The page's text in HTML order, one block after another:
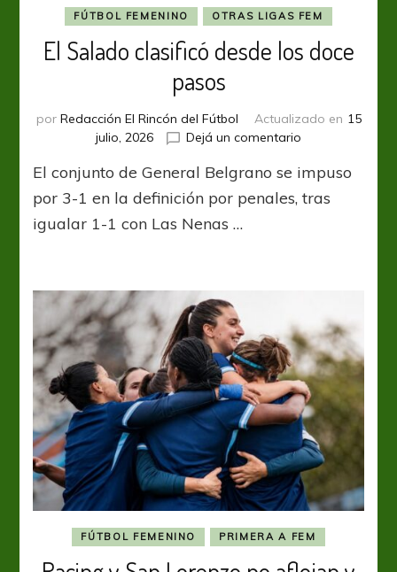
FÚTBOL FEMENINO OTRAS LIGAS FEM
El Salado clasificó desde los doce
pasos
por Redacción El Rincón del Fútbol Actualizado en 15
julio, 2026
Dejá un comentario
Salado
clasificó
El conjunto de General Belgrano se impuso
por 3-1 en la definición por penales, tras
igualar 1-1 con Las Nenas …
FÚTBOL FEMENINO PRIMERA A FEM